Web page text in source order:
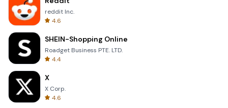
reddit Inc.
4.6
SHEIN-Shopping Online
Roadget Business PTE. LTD.
4.4
X
X Corp.
4.6